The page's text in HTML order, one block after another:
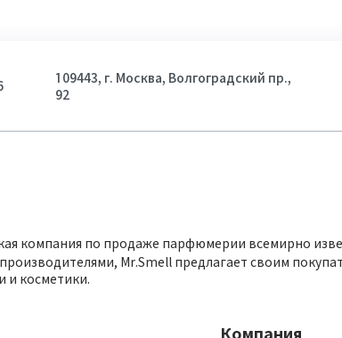
109443, г. Москва, Волгоградский пр.,
92
компания по продаже парфюмерии всемирно
Mr.Smell предлагает своим
и косметики.
Компания